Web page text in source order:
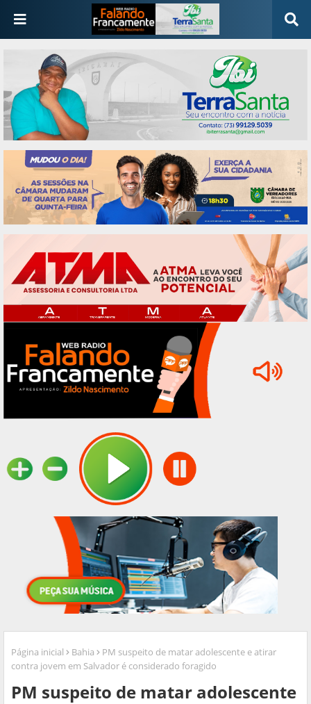
Página inicial Bahia
PM suspeito de matar adolescente e atirar
contra jovem em Salvador é considerado foragido
PM suspeito de matar adolescente